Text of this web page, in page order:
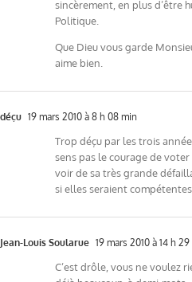
sincèrement, en plus d’être
Politique.
Que Dieu vous garde
aime bien.
déçu 19 mars 2010 à 8 h 08 min
Trop déçu par les trois
sens pas le courage de
voir de sa très grande
si elles seraient compétentes
Jean-Louis Soularue 19 mars 2010 à 14 h
C’est drôle, vous ne voulez